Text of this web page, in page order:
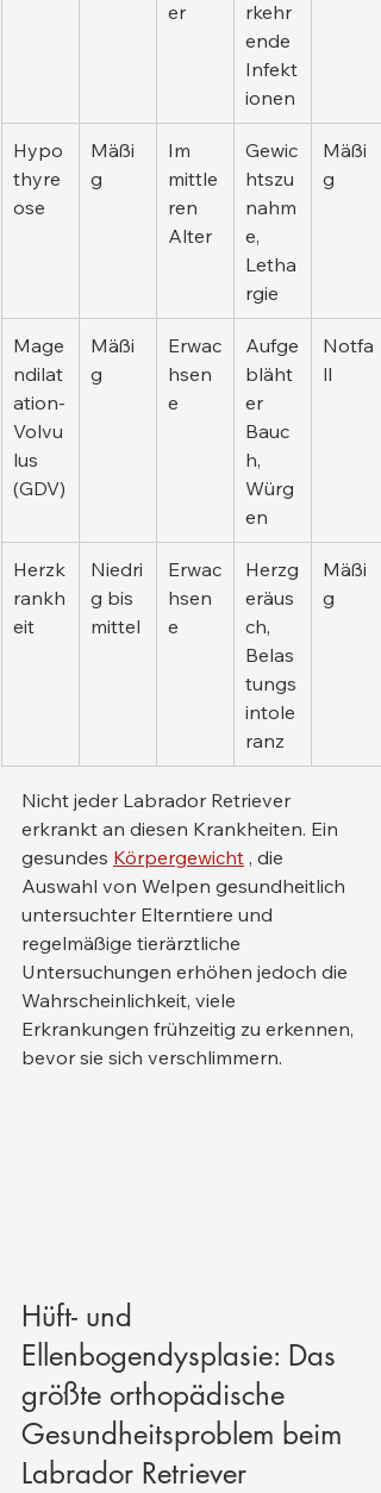
er
rkehr
ende
Infekt
ionen
Hypo
thyre
ose
Mäßi
g
Im
mittle
ren
Alter
Gewic
htszu
nahm
e,
Letha
rgie
Mäßi
g
Mage
ndilat
ation-
Volvu
lus
(GDV)
Mäßi
g
Erwac
hsen
e
Aufge
bläht
er
Bauc
h,
Würg
en
Notfa
ll
Herzk
rankh
eit
Niedri
g bis
mittel
Erwac
hsen
e
Herzg
eräus
ch,
Belas
tungs
intole
ranz
Mäßi
g
Nicht jeder Labrador Retriever
erkrankt an diesen Krankheiten. Ein
gesundes Körpergewicht , die
Auswahl von Welpen gesundheitlich
untersuchter Elterntiere und
regelmäßige tierärztliche
Untersuchungen erhöhen jedoch die
Wahrscheinlichkeit, viele
Erkrankungen frühzeitig zu erkennen,
bevor sie sich verschlimmern.
Hüft- und
Ellenbogendysplasie: Das
größte orthopädische
Gesundheitsproblem beim
Labrador Retriever